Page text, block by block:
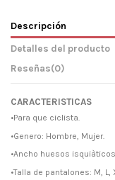
Descripción
Detalles del producto
Reseñas(0)
CARACTERISTICAS
•Para que ciclista.
•Genero: Hombre, Mujer.
•Ancho huesos
•Talla de pantalones: M, L,